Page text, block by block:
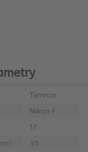
Tamron
Nikon F
17
35